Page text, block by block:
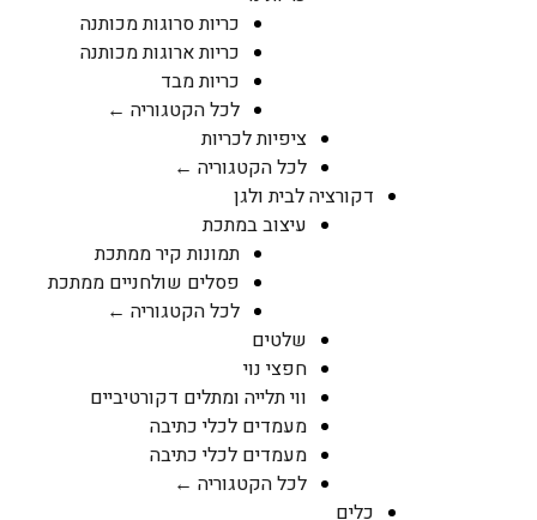
כריות סרוגות מכותנה
כריות ארוגות מכותנה
כריות מבד
לכל הקטגוריה ←
ציפיות לכריות
לכל הקטגוריה ←
דקורציה לבית ולגן
עיצוב במתכת
תמונות קיר ממתכת
פסלים שולחניים ממתכת
לכל הקטגוריה ←
שלטים
חפצי נוי
ווי תלייה ומתלים דקורטיביים
מעמדים לכלי כתיבה
מעמדים לכלי כתיבה
לכל הקטגוריה ←
כלים